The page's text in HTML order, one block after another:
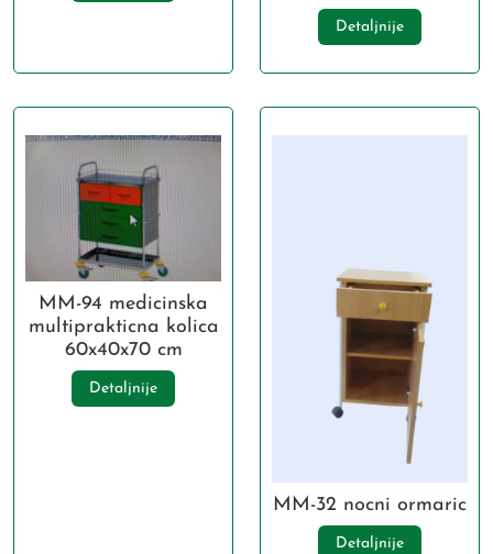
Detaljnije
MM-94 medicinska
multiprakticna kolica
60x40x70 cm
Detaljnije
MM-32 nocni ormaric
Detaljnije